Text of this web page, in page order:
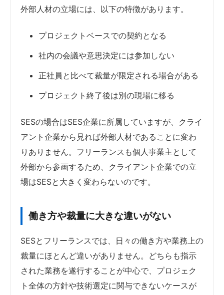
外部人材の立場には、以下の特徴があります。
プロジェクトベースでの契約となる
社内の会議や意思決定には参加しない
正社員と比べて裁量が限定される場合がある
プロジェクト終了後は別の現場に移る
SESの場合はSES企業に所属していますが、クライ
アント企業から見れば外部人材であることに変わ
りありません。フリーランスも個人事業主として
外部から参画するため、クライアント企業での立
場はSESと大きく変わらないのです。
働き方や裁量に大きな違いがない
SESとフリーランスでは、日々の働き方や業務上の
裁量にほとんど違いがありません。どちらも指示
された業務を遂行することが中心で、プロジェク
ト全体の方針や技術選定に関与できないケースが